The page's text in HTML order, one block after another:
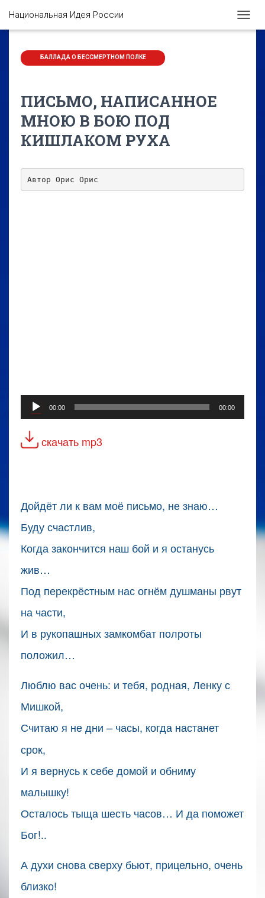
Национальная Идея России
В
Г
ПИСЬМО, НАПИСАННОЕ
МНОЮ В БОЮ ПОД
КИШЛАКОМ РУХА
Автор Орис Орис
Аудиоплеер
00:00 00:00
скачать mp3
Дойдёт ли к вам моё письмо, не знаю…
Буду счастлив,
Когда закончится наш бой и я останусь
жив…
Под перекрёстным нас огнём душманы рвут
на части,
И в рукопашных замкомбат полроты
положил…
Люблю вас очень: и тебя, родная, Ленку с
Мишкой,
Считаю я не дни –часы, когда настанет
срок,
И я вернусь к себе домой и обниму
малышку!
Осталось тыща шесть часов… И да поможет
Бог!..
А духи снова сверху бьют, прицельно, очень
близко!
БАЛЛАДА О БЕССМЕРТНОМ ПОЛКЕ